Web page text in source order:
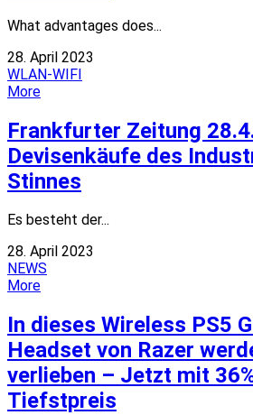
What advantages does...
28. April 2023
WLAN-WIFI
More
Frankfurter Zeitung
Devisenkäufe des
Stinnes
Es besteht der...
28. April 2023
NEWS
More
In dieses Wireless PS5
Headset von Razer
verlieben – Jetzt mit
Tiefstpreis